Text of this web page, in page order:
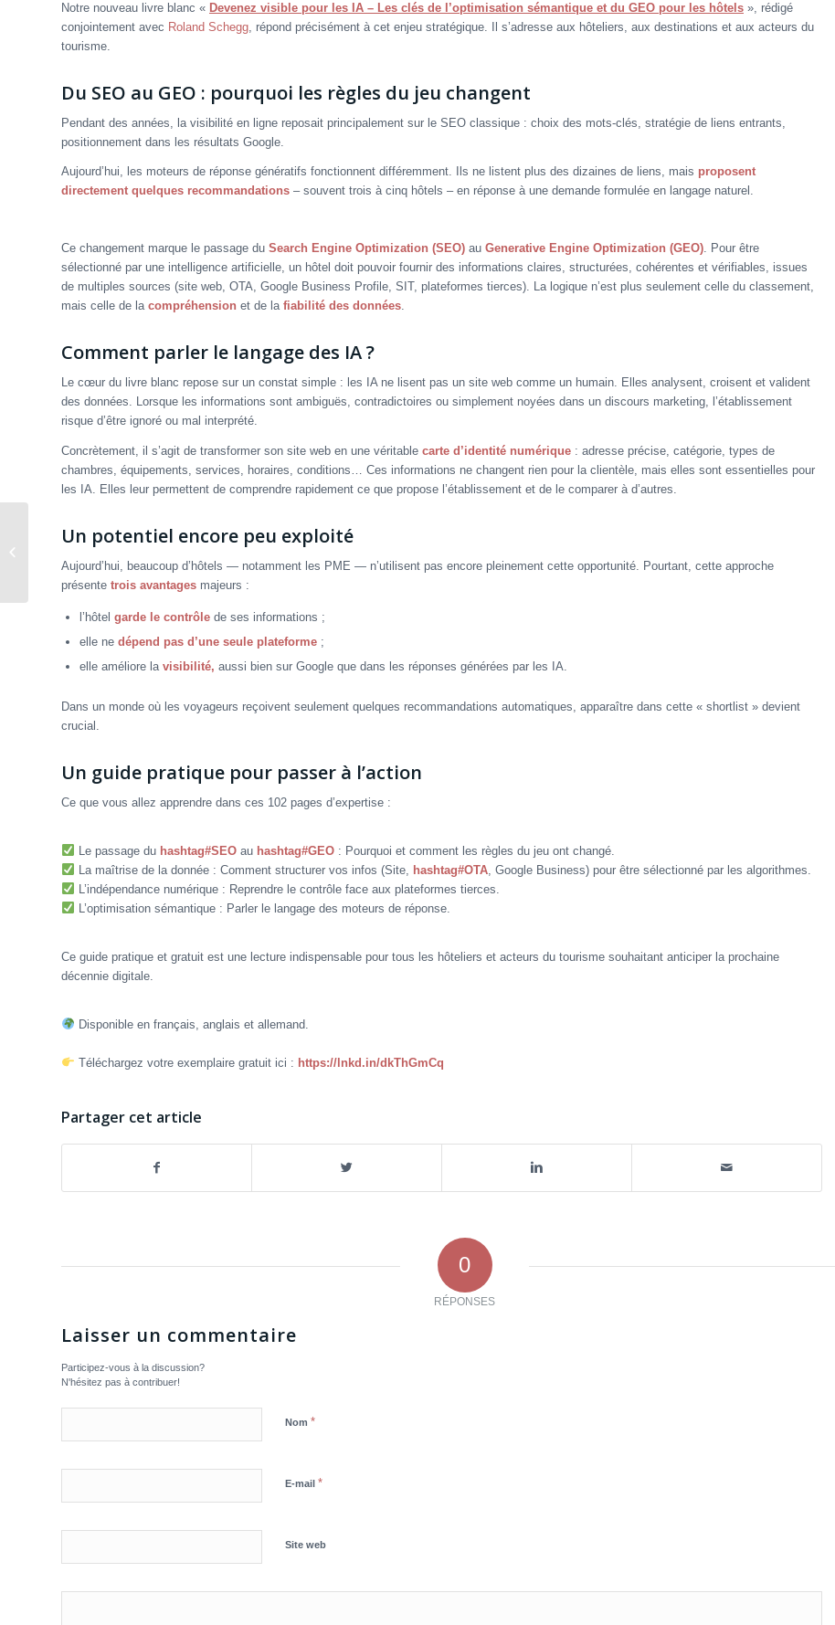
Notre nouveau livre blanc « Devenez visible pour les IA – Les clés de l’optimisation sémantique et du GEO pour les hôtels », rédigé
conjointement avec Roland Schegg, répond précisément à cet enjeu stratégique. Il s’adresse aux hôteliers, aux destinations et aux acteurs du
tourisme.
Du SEO au GEO : pourquoi les règles du jeu changent
Pendant des années, la visibilité en ligne reposait principalement sur le SEO classique : choix des mots-clés, stratégie de liens entrants,
positionnement dans les résultats Google.
Aujourd’hui, les moteurs de réponse génératifs fonctionnent différemment. Ils ne listent plus des dizaines de liens, mais proposent
directement quelques recommandations – souvent trois à cinq hôtels – en réponse à une demande formulée en langage naturel.
Ce changement marque le passage du Search Engine Optimization (SEO) au Generative Engine Optimization (GEO). Pour être
sélectionné par une intelligence artificielle, un hôtel doit pouvoir fournir des informations claires, structurées, cohérentes et vérifiables, issues
de multiples sources (site web, OTA, Google Business Profile, SIT, plateformes tierces). La logique n’est plus seulement celle du classement,
mais celle de la compréhension et de la fiabilité des données.
Comment parler le langage des IA ?
Le cœur du livre blanc repose sur un constat simple : les IA ne lisent pas un site web comme un humain. Elles analysent, croisent et valident
des données. Lorsque les informations sont ambiguës, contradictoires ou simplement noyées dans un discours marketing, l’établissement
risque d’être ignoré ou mal interprété.
Concrètement, il s’agit de transformer son site web en une véritable carte d’identité numérique : adresse précise, catégorie, types de
chambres, équipements, services, horaires, conditions… Ces informations ne changent rien pour la clientèle, mais elles sont essentielles pour
les IA. Elles leur permettent de comprendre rapidement ce que propose l’établissement et de le comparer à d’autres.
Un potentiel encore peu exploité
Aujourd’hui, beaucoup d’hôtels — notamment les PME — n’utilisent pas encore pleinement cette opportunité. Pourtant, cette approche
présente trois avantages majeurs :
l’hôtel garde le contrôle de ses informations ;
elle ne dépend pas d’une seule plateforme ;
elle améliore la visibilité, aussi bien sur Google que dans les réponses générées par les IA.
Dans un monde où les voyageurs reçoivent seulement quelques recommandations automatiques, apparaître dans cette « shortlist » devient
crucial.
Un guide pratique pour passer à l’action
Ce que vous allez apprendre dans ces 102 pages d’expertise :
Le passage du hashtag#SEOau hashtag#GEO: Pourquoi et comment les règles du jeu ont changé.
La maîtrise de la donnée : Comment structurer vos infos (Site, hashtag#OTA, Google Business) pour être sélectionné par les algorithmes.
L’indépendance numérique : Reprendre le contrôle face aux plateformes tierces.
L’optimisation sémantique : Parler le langage des moteurs de réponse.
Ce guide pratique et gratuit est une lecture indispensable pour tous les hôteliers et acteurs du tourisme souhaitant anticiper la prochaine
décennie digitale.
Disponible en français, anglais et allemand.
Téléchargez votre exemplaire gratuit ici : https://lnkd.in/dkThGmCq
Partager cet article
0
RÉPONSES
Laisser un commentaire
Participez-vous à la discussion?
N'hésitez pas à contribuer!
Nom *
E-mail *
Site web
Du RSS au RSL : La Révolution des
Droits Numériques pour l’IA